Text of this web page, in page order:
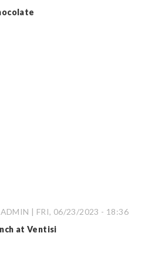
| FRI, 06/23/2023 - 18:36
at Ventisi